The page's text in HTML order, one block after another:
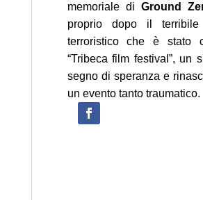
memoriale di Ground
proprio dopo il terribile
terroristico che è stato
“Tribeca film festival”, un
segno di speranza e
un evento tanto traumatico.